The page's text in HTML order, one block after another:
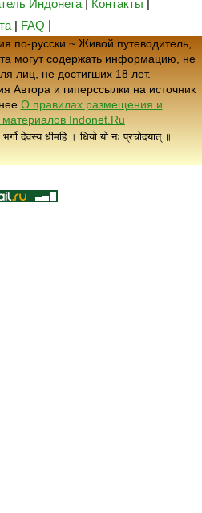
Индонета|Контакты|
| FAQ
по-русски ~ Живой путеводитель,
могут содержать информацию, не
лиц, не достигших 18 лет.
и гиперссылки на источник
О правилах размещения и
материалов Indonet.Ru
देवस्य धीमहि । धियो यो नः प्रचोदयात् ॥